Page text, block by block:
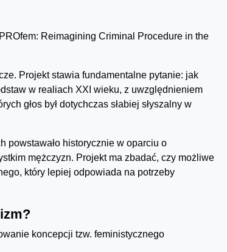
Reimagining Criminal Procedure in the
Projekt stawia fundamentalne pytanie: jak
w realiach XXI wieku, z uwzględnieniem
głos był dotychczas słabiej słyszalny w
powstawało historycznie w oparciu o
mężczyzn. Projekt ma zbadać, czy możliwe
który lepiej odpowiada na potrzeby
koncepcji tzw. feministycznego